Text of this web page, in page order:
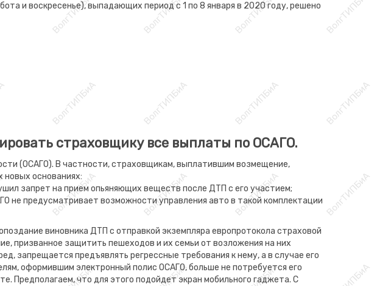
и воскресенье), выпадающих период с 1 по 8 января в 2020 году, решено
страховщику все выплаты по ОСАГО.
(ОСАГО). В частности, страховщикам, выплатившим возмещение,
новых основаниях:
запрет на прием опьяняющих веществ после ДТП с его участием;
не предусматривает возможности управления авто в такой комплектации
виновника ДТП с отправкой экземпляра европротокола страховой
призванное защитить пешеходов и их семьи от возложения на них
запрещается предъявлять регрессные требования к нему, а в случае его
оформившим электронный полис ОСАГО, больше не потребуется его
Предполагаем, что для этого подойдет экран мобильного гаджета. С